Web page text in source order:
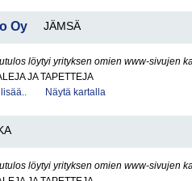
Oy JÄMSÄ
löytyi yrityksen omien www-sivujen
JA TAPETTEJA
Näytä kartalla
löytyi yrityksen omien www-sivujen